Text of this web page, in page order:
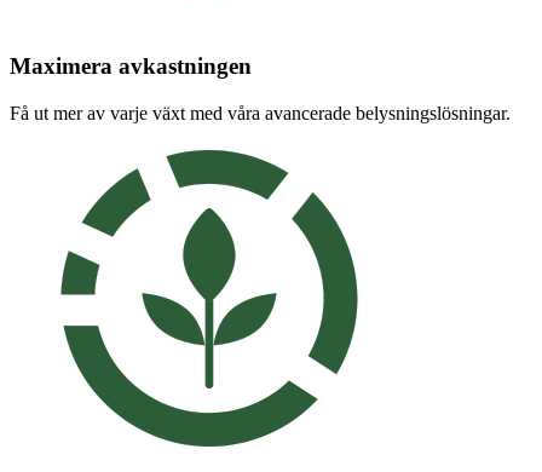
Maximera avkastningen
Få ut mer av varje växt med våra avancerade belysningslösningar.